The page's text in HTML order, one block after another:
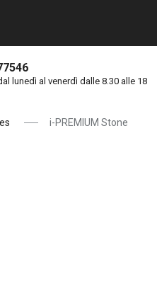
lunedì al venerdì dalle 8.30 alle 18
i-PREMIUM Stone